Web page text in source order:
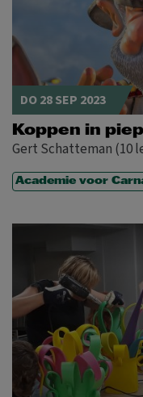
DO 28 SEP 2023
Koppen in
Gert Schatteman (10
Academie voor